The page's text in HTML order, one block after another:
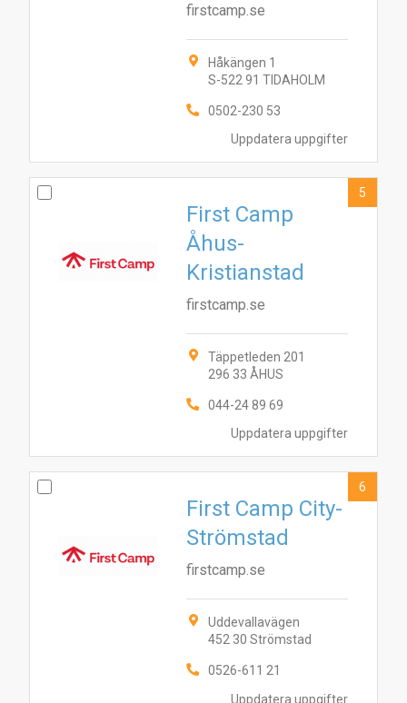
Uppdatera uppgifter
firstcamp.se
Håkängen 1
S-522 91 TIDAHOLM
0502-230 53
Uppdatera uppgifter
First Camp
Åhus-
Kristianstad
firstcamp.se
Täppetleden 201
296 33 ÅHUS
044-24 89 69
5
Uppdatera uppgifter
First Camp City-
Strömstad
firstcamp.se
Uddevallavägen
452 30 Strömstad
0526-611 21
6